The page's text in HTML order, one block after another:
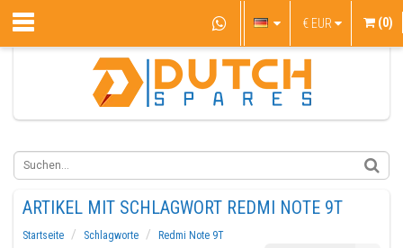
€ EUR (0)
ARTIKEL MIT SCHLAGWORT REDMI NOTE 9T
Startseite Schlagworte
Redmi Note 9T